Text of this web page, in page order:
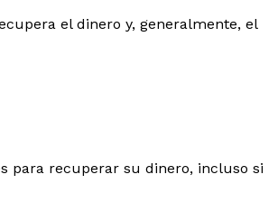
el dinero y, generalmente, el
para recuperar su dinero, incluso si